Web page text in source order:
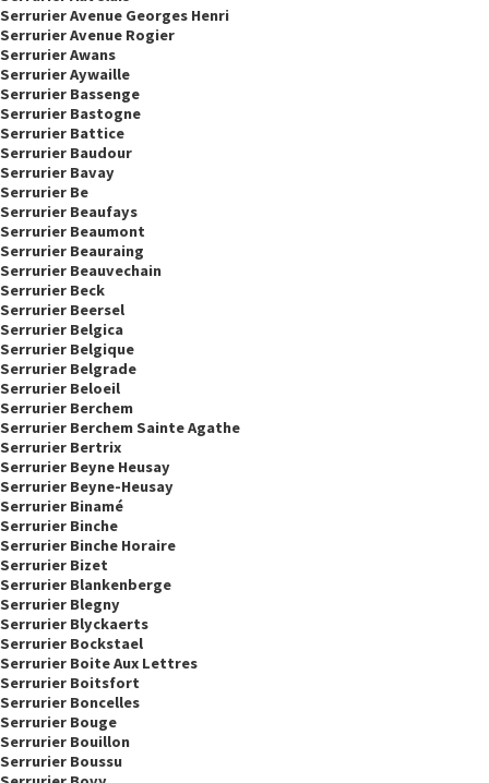
Serrurier Avenue Georges Henri
Serrurier Avenue Rogier
Serrurier Awans
Serrurier Aywaille
Serrurier Bassenge
Serrurier Bastogne
Serrurier Battice
Serrurier Baudour
Serrurier Bavay
Serrurier Be
Serrurier Beaufays
Serrurier Beaumont
Serrurier Beauraing
Serrurier Beauvechain
Serrurier Beck
Serrurier Beersel
Serrurier Belgica
Serrurier Belgique
Serrurier Belgrade
Serrurier Beloeil
Serrurier Berchem
Serrurier Berchem Sainte Agathe
Serrurier Bertrix
Serrurier Beyne Heusay
Serrurier Beyne-Heusay
Serrurier Binamé
Serrurier Binche
Serrurier Binche Horaire
Serrurier Bizet
Serrurier Blankenberge
Serrurier Blegny
Serrurier Blyckaerts
Serrurier Bockstael
Serrurier Boite Aux Lettres
Serrurier Boitsfort
Serrurier Boncelles
Serrurier Bouge
Serrurier Bouillon
Serrurier Boussu